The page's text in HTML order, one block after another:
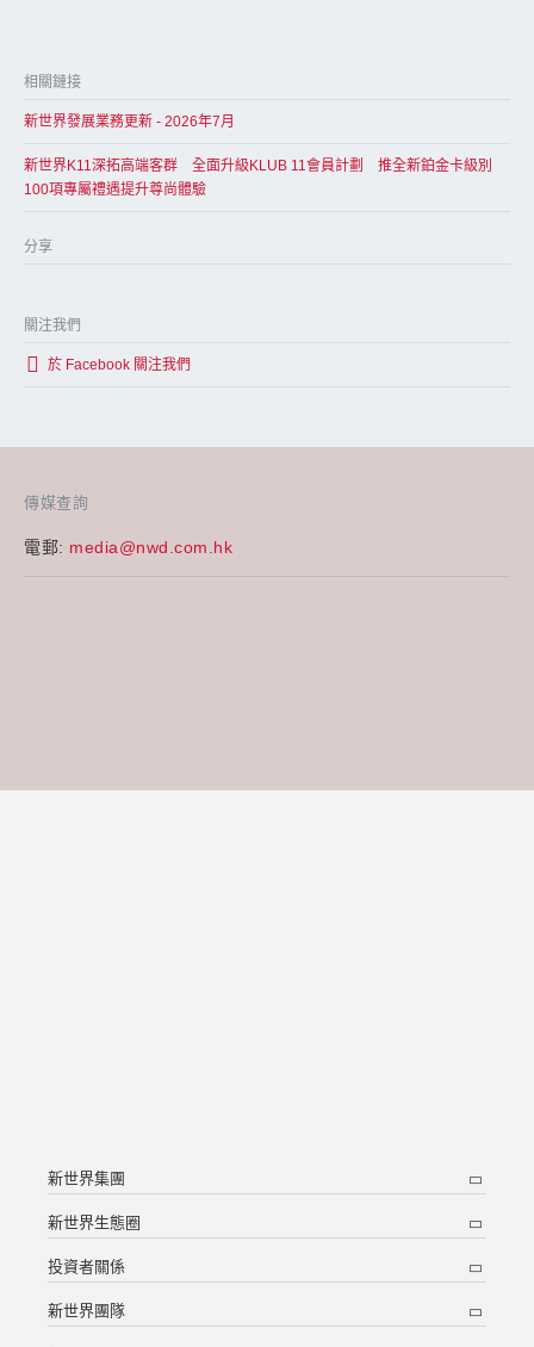
傳媒查詢
電郵: media@nwd.com.hk
相關鏈接
新世界發展業務更新 - 2026年7月
新世界K11深拓高端客群 全面升級KLUB 11會員計劃 推全新鉑金卡級別
100項專屬禮遇提升尊尚體驗
分享
關注我們
於 Facebook 關注我們
新世界集團
新世界生態圈
投資者關係
新世界團隊